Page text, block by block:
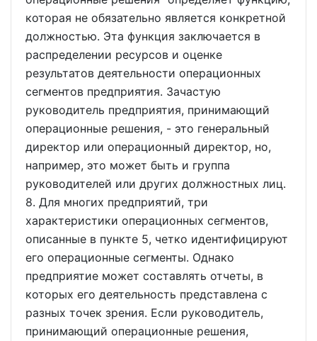
которая не обязательно является конкретной
должностью. Эта функция заключается в
распределении ресурсов и оценке
результатов деятельности операционных
сегментов предприятия. Зачастую
руководитель предприятия, принимающий
операционные решения, - это генеральный
директор или операционный директор, но,
например, это может быть и группа
руководителей или других должностных лиц.
8. Для многих предприятий, три
характеристики операционных сегментов,
описанные в пункте 5, четко идентифицируют
его операционные сегменты. Однако
предприятие может составлять отчеты, в
которых его деятельность представлена с
разных точек зрения. Если руководитель,
принимающий операционные решения,